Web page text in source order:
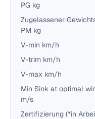
PG kg
Zugelassener
PM kg
V-min km/h
V-trim km/h
V-max km/h
Min Sink at optimal
m/s
Zertifizierung (*in